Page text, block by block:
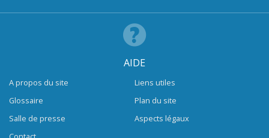
AIDE
A propos du site
Glossaire
Salle de presse
Liens utiles
Plan du site
Aspects légaux